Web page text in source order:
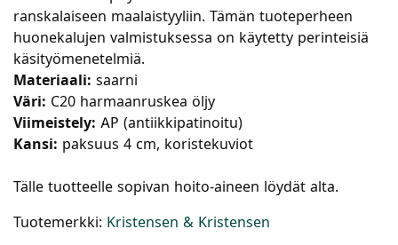
ranskalaiseen maalaistyyliin. Tämän tuoteperheen
huonekalujen valmistuksessa on käytetty perinteisiä
käsityömenetelmiä.
Materiaali: saarni
Väri: C20 harmaanruskea öljy
Viimeistely: AP (antiikkipatinoitu)
Kansi: paksuus 4 cm, koristekuviot
Tälle tuotteelle sopivan hoito-aineen löydät alta.
Tuotemerkki: Kristensen & Kristensen